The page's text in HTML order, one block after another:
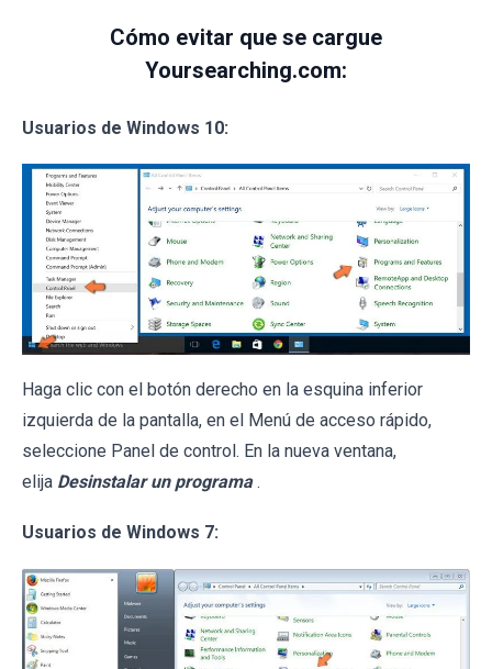
Cómo evitar que se cargue
Yoursearching.com:
Usuarios de Windows 10:
Haga clic con el botón derecho en la esquina inferior
izquierda de la pantalla, en el Menú de acceso rápido,
seleccione Panel de control. En la nueva ventana,
elija Desinstalar un programa .
Usuarios de Windows 7: